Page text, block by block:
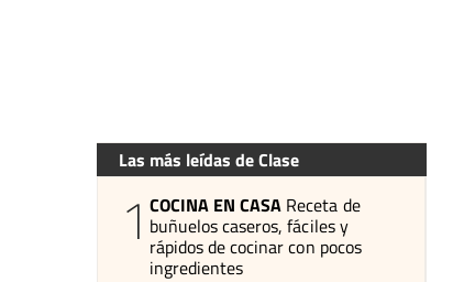
Las más leídas de Clase
1 COCINA EN CASA Receta de
buñuelos caseros, fáciles y
rápidos de cocinar con pocos
ingredientes